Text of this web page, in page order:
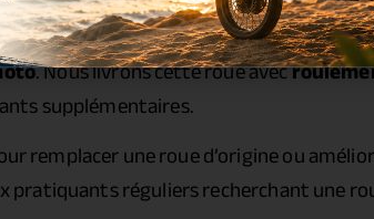
. Nous livrons cette roue avec
supplémentaires.
remplacer une roue d’origine ou
réguliers recherchant une